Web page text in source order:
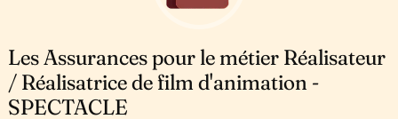
Les Assurances pour le métier Réalisateur
/ Réalisatrice de film d'animation -
SPECTACLE